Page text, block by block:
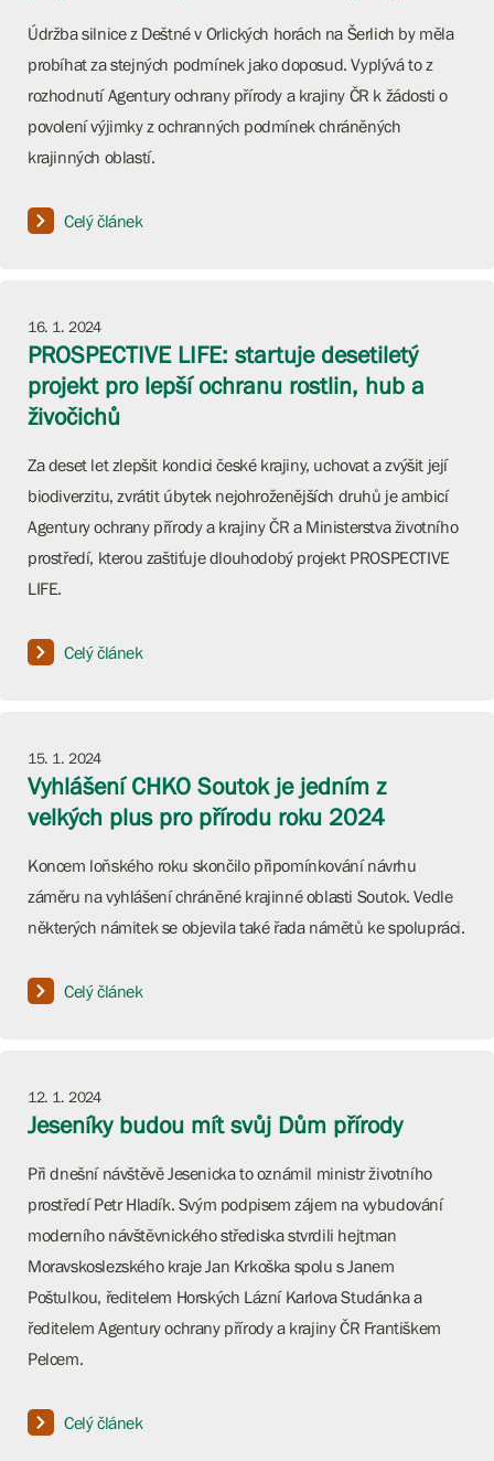
Údržba silnice z Deštné v Orlických horách na Šerlich by měla
probíhat za stejných podmínek jako doposud. Vyplývá to z
rozhodnutí Agentury ochrany přírody a krajiny ČR k žádosti o
povolení výjimky z ochranných podmínek chráněných
krajinných oblastí.
Celý článek
16. 1. 2024
PROSPECTIVE LIFE: startuje desetiletý
projekt pro lepší ochranu rostlin, hub a
živočichů
Za deset let zlepšit kondici české krajiny, uchovat a zvýšit její
biodiverzitu, zvrátit úbytek nejohroženějších druhů je ambicí
Agentury ochrany přírody a krajiny ČR a Ministerstva životního
prostředí, kterou zaštiťuje dlouhodobý projekt PROSPECTIVE
LIFE.
Celý článek
15. 1. 2024
Vyhlášení CHKO Soutok je jedním z
velkých plus pro přírodu roku 2024
Koncem loňského roku skončilo připomínkování návrhu
záměru na vyhlášení chráněné krajinné oblasti Soutok. Vedle
některých námitek se objevila také řada námětů ke spolupráci.
Celý článek
12. 1. 2024
Jeseníky budou mít svůj Dům přírody
Při dnešní návštěvě Jesenicka to oznámil ministr životního
prostředí Petr Hladík. Svým podpisem zájem na vybudování
moderního návštěvnického střediska stvrdili hejtman
Moravskoslezského kraje Jan Krkoška spolu s Janem
Poštulkou, ředitelem Horských Lázní Karlova Studánka a
ředitelem Agentury ochrany přírody a krajiny ČR Františkem
Pelcem.
Celý článek